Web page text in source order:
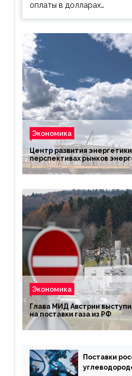
оплаты в долларах…
Экономика
Центр развития
перспективах рынков
Экономика
Глава МИД Австрии
на поставки газа из РФ
Поставки